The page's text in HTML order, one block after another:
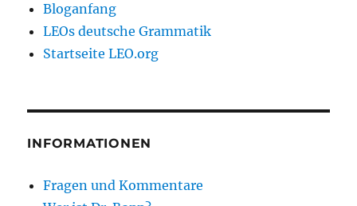
Apostrophe
aus
Bloganfang
LEOs deutsche Grammatik
Startseite LEO.org
INFORMATIONEN
Fragen und Kommentare